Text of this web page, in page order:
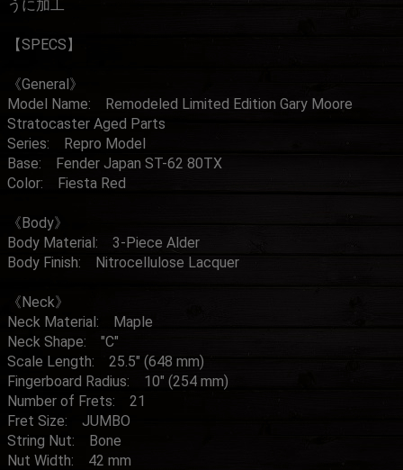
うに加工
【SPECS】
《General》
Model Name: Remodeled Limited Edition Gary Moore
Stratocaster Aged Parts
Series: Repro Model
Base: Fender Japan ST-62 80TX
Color: Fiesta Red
《Body》
Body Material: 3-Piece Alder
Body Finish: Nitrocellulose Lacquer
《Neck》
Neck Material: Maple
Neck Shape: "C"
Scale Length: 25.5" (648 mm)
Fingerboard Radius: 10" (254 mm)
Number of Frets: 21
Fret Size: JUMBO
String Nut: Bone
Nut Width: 42 mm